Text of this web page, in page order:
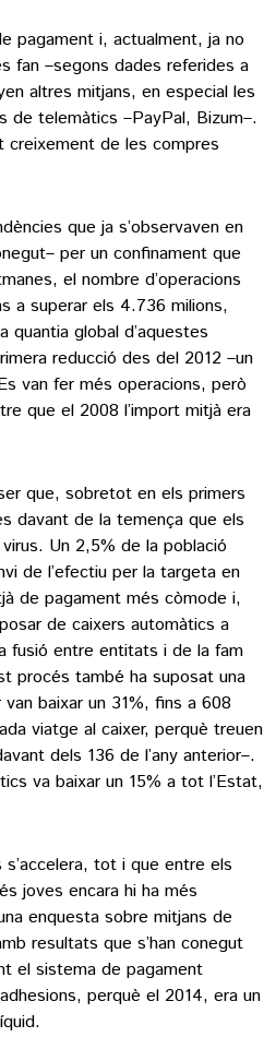
pagament i, actualment, ja no
fan –segons dades referides a
altres mitjans, en especial les
telemàtics –PayPal, Bizum–.
de les compres
que ja s’observaven en
per un confinament que
el nombre d’operacions
a superar els 4.736 milions,
quantia global d’aquestes
reducció des del 2012 –un
van fer més operacions, però
que el 2008 l’import mitjà era
que, sobretot en els primers
davant de la temença que els
Un 2,5% de la població
de l’efectiu per la targeta en
de pagament més còmode i,
de caixers automàtics a
fusió entre entitats i de la fam
procés també ha suposat una
baixar un 31%, fins a 608
viatge al caixer, perquè treuen
dels 136 de l’any anterior–.
va baixar un 15% a tot l’Estat,
tot i que entre els
joves encara hi ha més
enquesta sobre mitjans de
resultats que s’han conegut
el sistema de pagament
perquè el 2014, era un